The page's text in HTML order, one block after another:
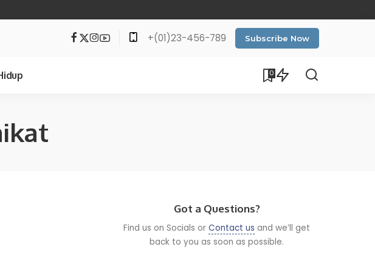
+(01)23-456-789 Subscribe Now
0
Got a Questions?
Find us on Socials orContact us and we’ll get
back to you as soon as possible.